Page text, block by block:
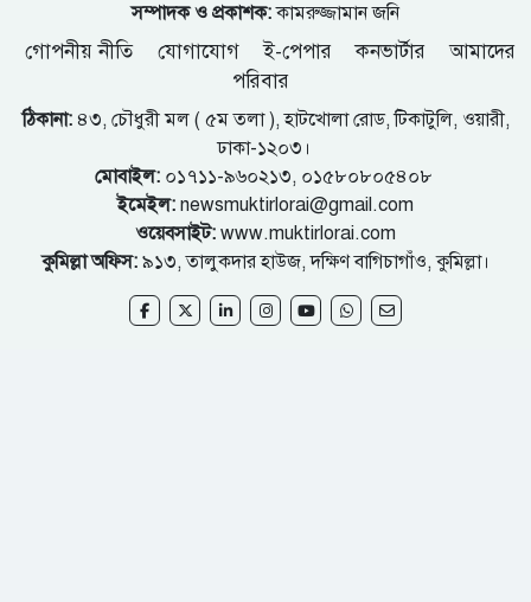
সম্পাদক ও প্রকাশক:কামরুজ্জামান জনি
গোপনীয় নীতি যোগাযোগ ই-পেপার কনভার্টার
আমাদের
পরিবার
ঠিকানা:৪৩, চৌধুরী মল ( ৫ম তলা ), হাটখোলা রোড, টিকাটুলি, ওয়ারী,
ঢাকা-১২০৩।
মোবাইল:০১৭১১-৯৬০২১৩, ০১৫৮০৮০৫৪০৮
ইমেইল: newsmuktirlorai@gmail.com
ওয়েবসাইট: www.muktirlorai.com
কুমিল্লা অফিস: ৯১৩, তালুকদার হাউজ, দক্ষিণ বাগিচাগাঁও, কুমিল্লা।